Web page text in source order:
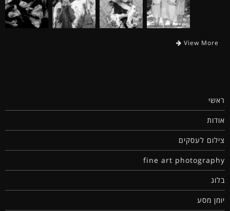
View More
ראשי
אודות
צילום לעסקים
fine art photography
בלוג
יומן מסע